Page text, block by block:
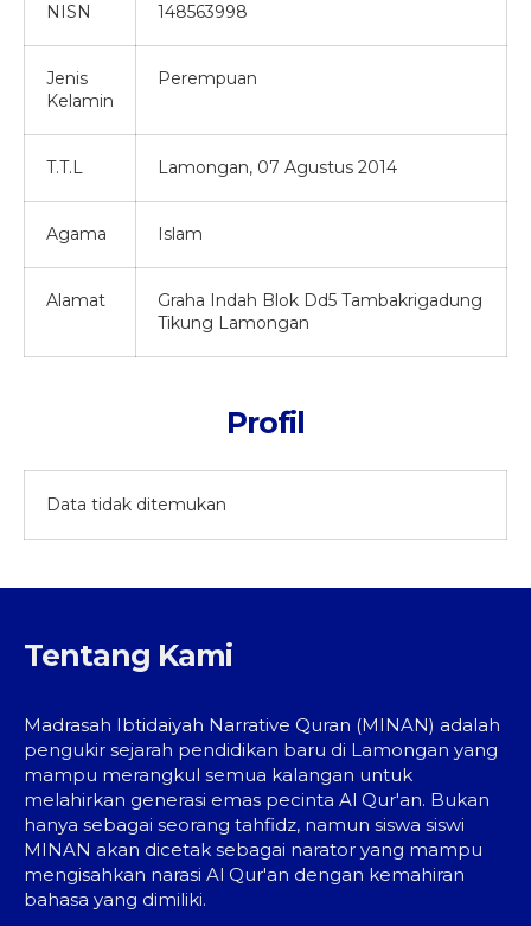
NISN 148563998
Jenis
Kelamin
Perempuan
T.T.L Lamongan, 07 Agustus 2014
Agama Islam
Alamat
Graha Indah Blok Dd5 Tambakrigadung
Tikung Lamongan
Profil
Data tidak ditemukan
Tentang Kami
Madrasah Ibtidaiyah Narrative Quran (MINAN) adalah
pengukir sejarah pendidikan baru di Lamongan yang
mampu merangkul semua kalangan untuk
melahirkan generasi emas pecinta Al Qur'an. Bukan
hanya sebagai seorang tahfidz, namun siswa siswi
MINAN akan dicetak sebagai narator yang mampu
mengisahkan narasi Al Qur'an dengan kemahiran
bahasa yang dimiliki.